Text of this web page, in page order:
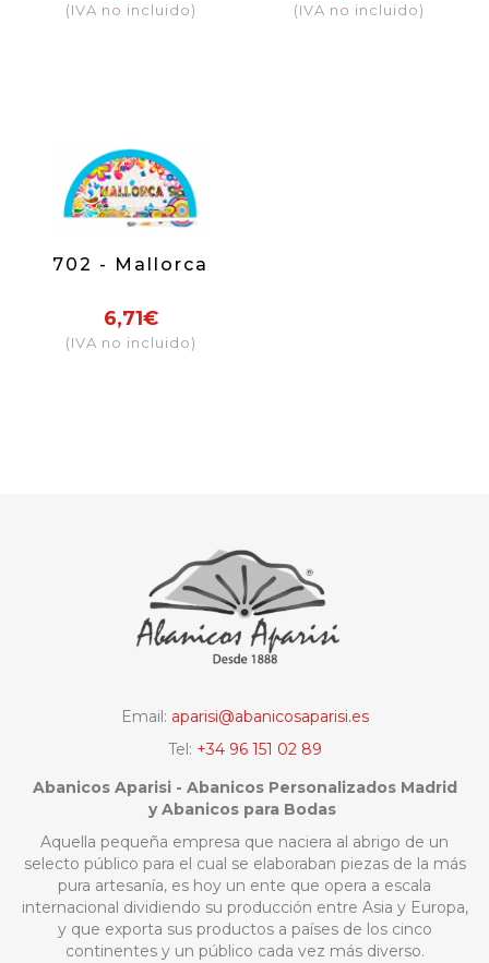
(IVA no incluido) (IVA no incluido)
702 - Mallorca
6,71€
(IVA no incluido)
Email: aparisi@abanicosaparisi.es
Tel: +34 96 151 02 89
Abanicos Aparisi - Abanicos Personalizados Madrid
y Abanicos para Bodas
Aquella pequeña empresa que naciera al abrigo de un
selecto público para el cual se elaboraban piezas de la más
pura artesanía, es hoy un ente que opera a escala
internacional dividiendo su producción entre Asia y Europa,
y que exporta sus productos a países de los cinco
continentes y un público cada vez más diverso.